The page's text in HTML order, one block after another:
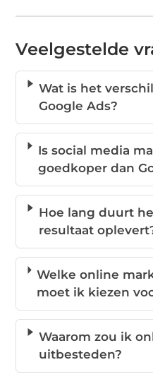
Veelgestelde
Wat is het
Google Ads?
Is social media
goedkoper dan
Hoe lang duurt
resultaat
Welke online
moet ik kiezen
Waarom zou ik
uitbesteden?